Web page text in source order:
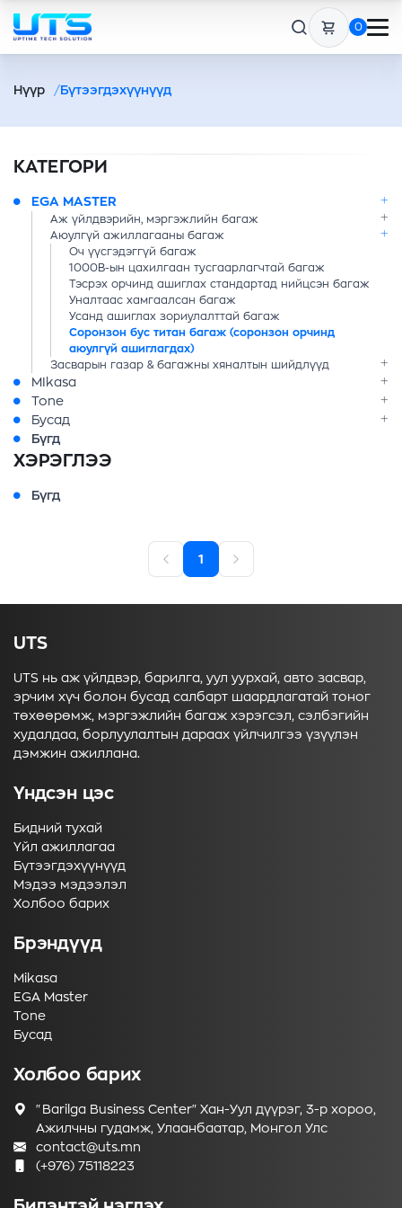
0
Нүүр Бүтээгдэхүүнүүд
КАТЕГОРИ
EGA MASTER
Аж үйлдвэрийн, мэргэжлийн багаж
Аюулгүй ажиллагааны багаж
Оч үүсгэдэггүй багаж
1000В-ын цахилгаан тусгаарлагчтай багаж
Тэсрэх орчинд ашиглах стандартад нийцсэн багаж
Уналтаас хамгаалсан багаж
Усанд ашиглах зориулалттай багаж
Соронзон бус титан багаж (соронзон орчинд
аюулгүй ашиглагдах)
Засварын газар & багажны хяналтын шийдлүүд
MIkasa
Tone
Бусад
Бүгд
ХЭРЭГЛЭЭ
Бүгд
1
UTS
UTS нь аж үйлдвэр, барилга, уул уурхай, авто засвар,
эрчим хүч болон бусад салбарт шаардлагатай тоног
төхөөрөмж, мэргэжлийн багаж хэрэгсэл, сэлбэгийн
худалдаа, борлуулалтын дараах үйлчилгээ үзүүлэн
дэмжин ажиллана.
Үндсэн цэс
Бидний тухай
Үйл ажиллагаа
Бүтээгдэхүүнүүд
Мэдээ мэдээлэл
Холбоо барих
Брэндүүд
Mikasa
EGA Master
Tone
Бусад
Холбоо барих
"Barilga Business Center" Хан-Уул дүүрэг, 3-р хороо,
Ажилчны гудамж, Улаанбаатар, Монгол Улс
contact@uts.mn
(+976) 75118223